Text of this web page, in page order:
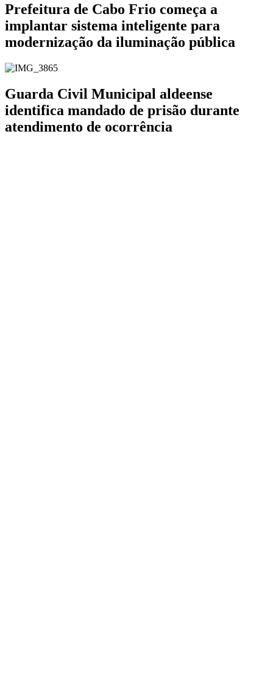
Prefeitura de Cabo Frio começa a
implantar sistema inteligente para
modernização da iluminação pública
Guarda Civil Municipal aldeense
identifica mandado de prisão durante
atendimento de ocorrência